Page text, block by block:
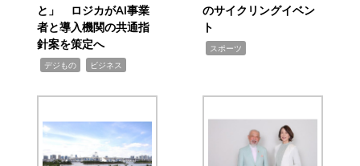
と」 ロジカがAI事業
者と導入機関の共通指
針案を策定へ
デジもの ビジネス
のサイクリングイベン
ト
スポーツ